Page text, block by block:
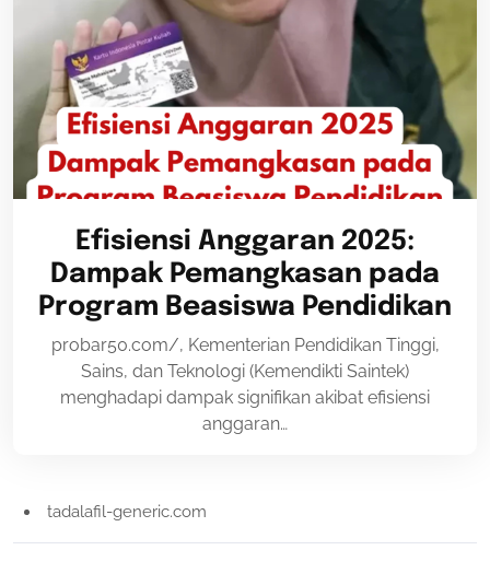
Efisiensi Anggaran 2025:
Dampak Pemangkasan pada
Program Beasiswa Pendidikan
probar50.com/, Kementerian Pendidikan Tinggi,
Sains, dan Teknologi (Kemendikti Saintek)
menghadapi dampak signifikan akibat efisiensi
anggaran…
tadalafil-generic.com